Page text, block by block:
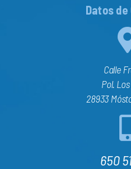
Datos
Calle
Pol.
28933
650